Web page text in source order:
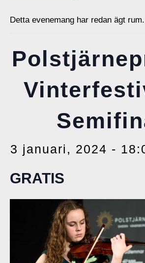
Detta evenemang har redan ägt rum.
3 januari, 2024 -
GRATIS